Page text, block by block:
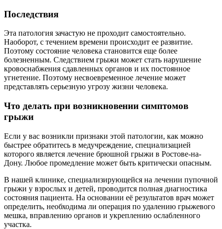
Последствия
Эта патология зачастую не проходит самостоятельно.
Наоборот, с течением времени происходит ее развитие.
Поэтому состояние человека становится еще более
болезненным. Следствием грыжи может стать нарушение
кровоснабжения сдавленных органов и их постоянное
угнетение. Поэтому несвоевременное лечение может
представлять серьезную угрозу жизни человека.
Что делать при возникновении симптомов
грыжи
Если у вас возникли признаки этой патологии, как можно
быстрее обратитесь в медучреждение, специализацией
которого является лечение брюшной грыжи в Ростове-на-
Дону. Любое промедление может быть критически опасным.
В нашей клинике, специализирующейся на лечении пупочной
грыжи у взрослых и детей, проводится полная диагностика
состояния пациента. На основании её результатов врач может
определить, необходима ли операция по удалению грыжевого
мешка, вправлению органов и укреплению ослабленного
участка.